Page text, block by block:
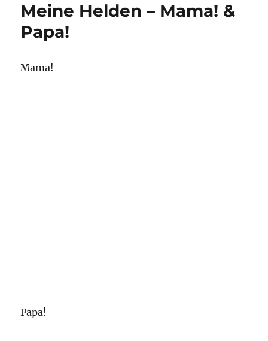
Meine Helden – Mama! &
Papa!
Mama!
Papa!